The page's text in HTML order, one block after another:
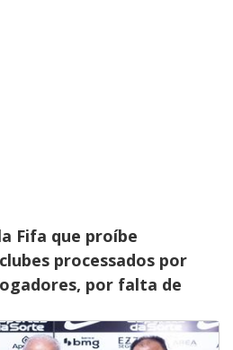
Fifa que proíbe
processados por
por falta de